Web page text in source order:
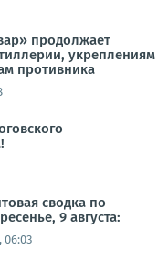
продолжает
укреплениям
противника
сводка по
9 августа:
06:03